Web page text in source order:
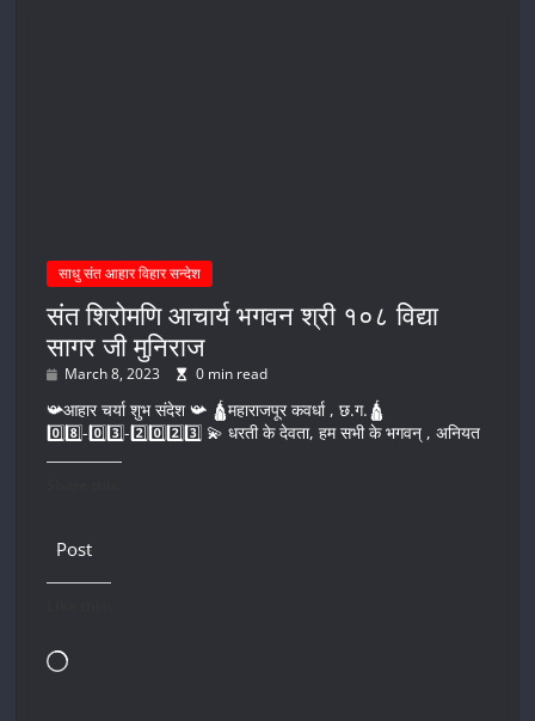
साधु संत आहार विहार सन्देश
संत शिरोमणि आचार्य भगवन श्री १०८ विद्या
सागर जी मुनिराज
March 8, 2023 0 min read
📯आहार चर्या शुभ संदेश 📯 🛕महाराजपूर कवर्धा , छ.ग.🛕
0️⃣8️⃣-0️⃣3️⃣-2️⃣0️⃣2️⃣3️⃣ 💫 धरती के देवता, हम सभी के भगवन् , अनियत
Post
Loading…